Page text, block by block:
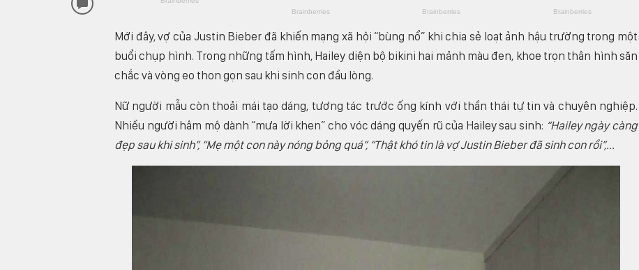
Mới đây, vợ của Justin Bieber đã khiến mạng xã hội “bùng nổ” khi chia sẻ loạt ảnh hậu trường trong một
buổi chụp hình. Trong những tấm hình, Hailey diện bộ bikini hai mảnh màu đen, khoe trọn thân hình săn
chắc và vòng eo thon gọn sau khi sinh con đầu lòng.
Nữ người mẫu còn thoải mái tạo dáng, tương tác trước ống kính với thần thái tự tin và chuyên nghiệp.
Nhiều người hâm mộ dành “mưa lời khen” cho vóc dáng quyến rũ của Hailey sau sinh: “Hailey ngày càng
đẹp sau khi sinh”, “Mẹ một con này nóng bỏng quá”, “Thật khó tin là vợ Justin Bieber đã sinh con rồi”,...